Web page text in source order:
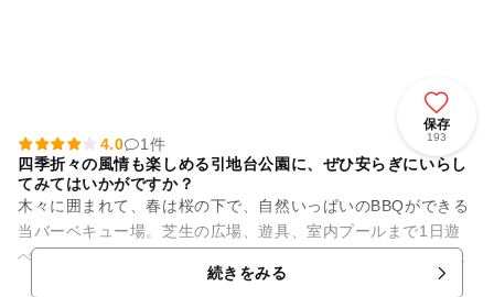
保存
193
4.0
1件
四季折々の風情も楽しめる引地台公園に、ぜひ安らぎにいらし
てみてはいかがですか？
木々に囲まれて、春は桜の下で、自然いっぱいのBBQができる
当バーベキュー場。芝生の広場、遊具、室内プールまで1日遊
べアクセスも便利。ご家族で、ペットと一緒に、仲間とワイワ
イ、緑の中でのバーベキュ...続きをみる